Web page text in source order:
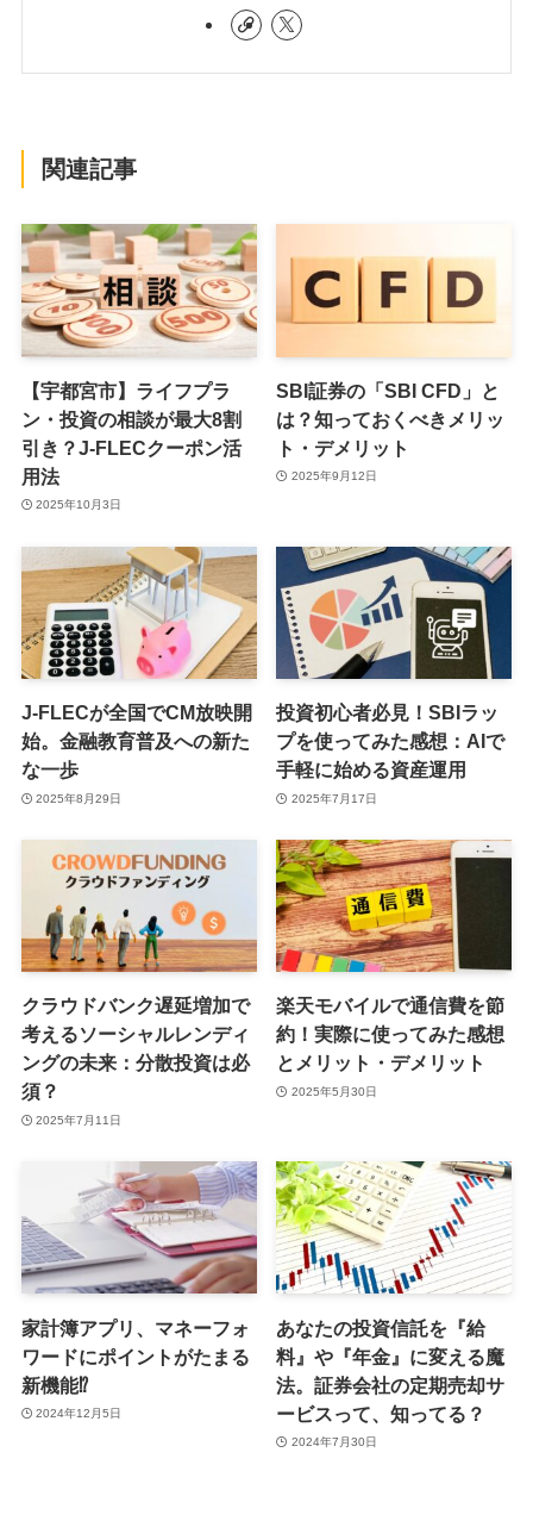
関連記事
【宇都宮市】ライフプラ
ン・投資の相談が最大8割
引き？J-FLECクーポン活
用法
2025年10月3日
SBI証券の「SBI CFD」と
は？知っておくべきメリッ
ト・デメリット
2025年9月12日
J-FLECが全国でCM放映開
始。金融教育普及への新た
な一歩
2025年8月29日
投資初心者必見！SBIラッ
プを使ってみた感想：AIで
手軽に始める資産運用
2025年7月17日
クラウドバンク遅延増加で
考えるソーシャルレンディ
ングの未来：分散投資は必
須？
2025年7月11日
楽天モバイルで通信費を節
約！実際に使ってみた感想
とメリット・デメリット
2025年5月30日
家計簿アプリ、マネーフォ
ワードにポイントがたまる
新機能⁉
2024年12月5日
あなたの投資信託を『給
料』や『年金』に変える魔
法。証券会社の定期売却サ
ービスって、知ってる？
2024年7月30日